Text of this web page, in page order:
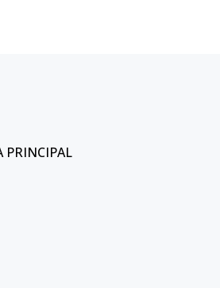
PRINCIPAL